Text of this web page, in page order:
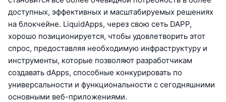
доступных, эффективных и масштабируемых решениях
на блокчейне. LiquidApps, через свою сеть DAPP,
хорошо позиционируется, чтобы удовлетворить этот
спрос, предоставляя необходимую инфраструктуру и
инструменты, которые позволяют разработчикам
создавать dApps, способные конкурировать по
универсальности и функциональности с сегодняшними
основными веб-приложениями.